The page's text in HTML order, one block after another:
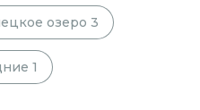
озеро 3
1